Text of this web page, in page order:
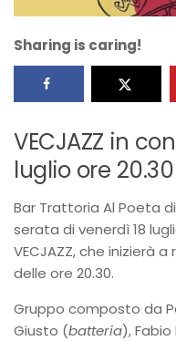
Sharing is caring!
VECJAZZ in
luglio ore 20.30
Bar Trattoria Al Poeta
serata di venerdì 18
VECJAZZ, che inizierà
delle ore 20.30.
Gruppo composto da
Giusto (batteria),